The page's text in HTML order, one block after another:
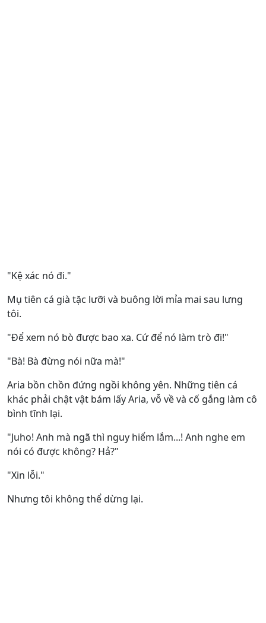
"Kệ xác nó đi."
Mụ tiên cá già tặc lưỡi và buông lời mỉa mai sau lưng
tôi.
"Để xem nó bò được bao xa. Cứ để nó làm trò đi!"
"Bà! Bà đừng nói nữa mà!"
Aria bồn chồn đứng ngồi không yên. Những tiên cá
khác phải chật vật bám lấy Aria, vỗ về và cố gắng làm cô
bình tĩnh lại.
"Juho! Anh mà ngã thì nguy hiểm lắm...! Anh nghe em
nói có được không? Hả?"
"Xin lỗi."
Nhưng tôi không thể dừng lại.